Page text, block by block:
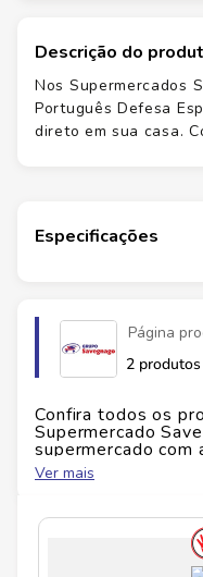
Descrição do
Nos Supermercados
Português Defesa
direto em sua casa.
Especificações
Página
2 produtos
Confira todos os
Supermercado
supermercado com
do Brasil!
de produtos
Ver mais